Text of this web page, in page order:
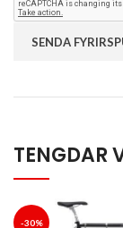
TENGDAR
-30%